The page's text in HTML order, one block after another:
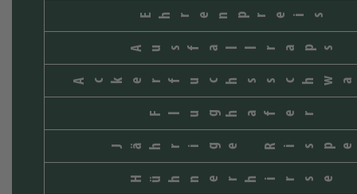
Hühnerhirse
Jährige Rispe
Flughafer
Ausfallraps
Ehrenpreis